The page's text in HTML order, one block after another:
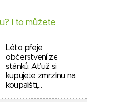
I to můžete
Léto přeje
občerstvení ze
stánků. Ať už si
kupujete zmrzlinu na
koupališti,…